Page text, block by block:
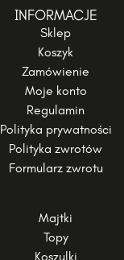
INFORMACJE
Sklep
Koszyk
Zamówienie
Moje konto
Regulamin
Polityka prywatności
Polityka zwrotów
Formularz zwrotu
Majtki
Topy